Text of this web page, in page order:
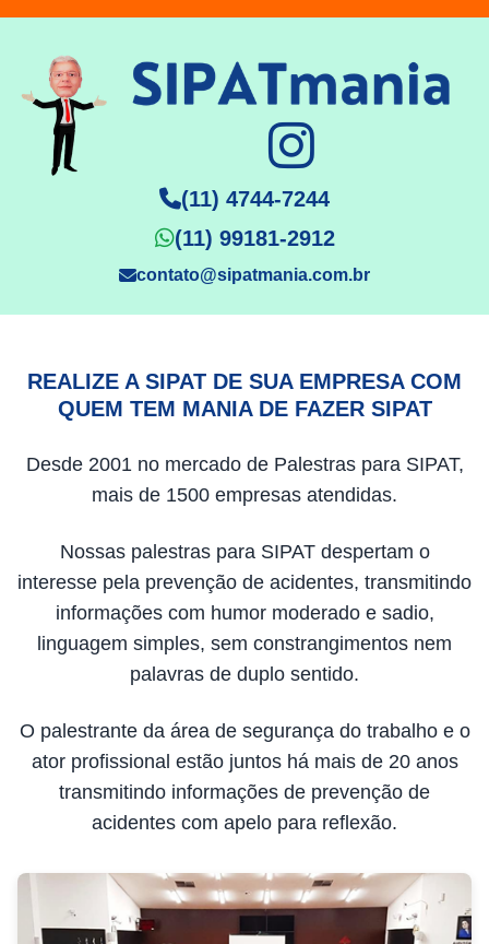
(11) 4744-7244
(11) 99181-2912
contato@sipatmania.com.br
REALIZE A SIPAT DE SUA EMPRESA COM
QUEM TEM MANIA DE FAZER SIPAT
Desde 2001 no mercado de Palestras para SIPAT,
mais de 1500 empresas atendidas.
Nossas palestras para SIPAT despertam o
interesse pela prevenção de acidentes, transmitindo
informações com humor moderado e sadio,
linguagem simples, sem constrangimentos nem
palavras de duplo sentido.
O palestrante da área de segurança do trabalho e o
ator profissional estão juntos há mais de 20 anos
transmitindo informações de prevenção de
acidentes com apelo para reflexão.